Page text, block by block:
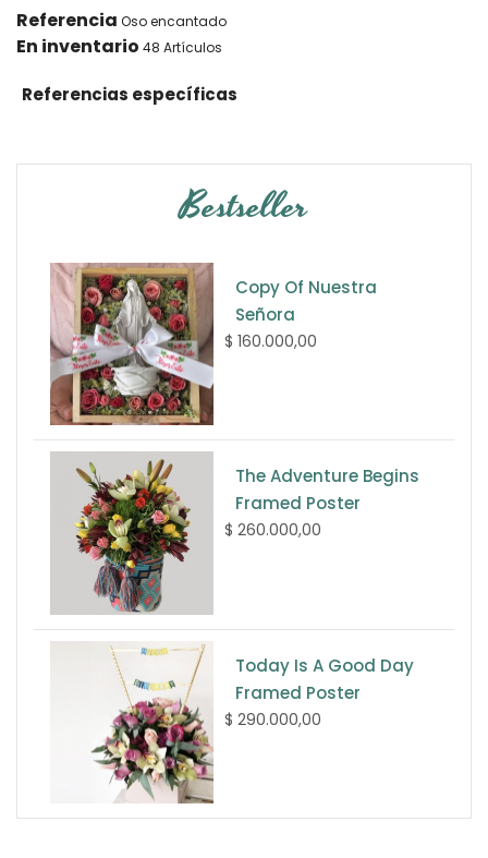
Referencia Oso encantado
En inventario 48 Artículos
Referencias específicas
Bestseller
Copy Of Nuestra
Señora
$ 160.000,00
The Adventure Begins
Framed Poster
$ 260.000,00
Today Is A Good Day
Framed Poster
$ 290.000,00